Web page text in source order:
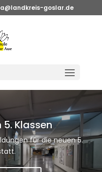
goslar.de
Klassen
für die neuen 5.